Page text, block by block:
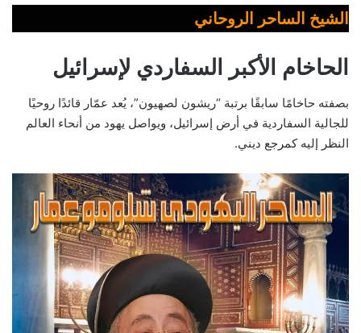
الشيخ الساحر الروحاني
الحاخام الأكبر السفاردي لإسرائيل
بصفته حاخامًا سابقًا برتبة “ريشون لصهيون”، يُعد عمّار قائدًا روحيًا
للجالية السفاردية في أرض إسرائيل، ويواصل يهود من أنحاء العالم
النظر إليه كمرجع ديني.